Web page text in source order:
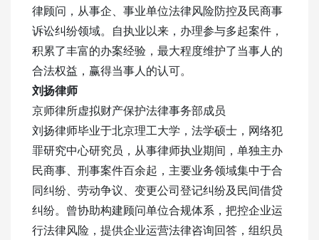
律顾问，从事企、事业单位法律风险防控及民商事
诉讼纠纷领域。自执业以来，办理参与多起案件，
积累了丰富的办案经验，最大程度维护了当事人的
合法权益，赢得当事人的认可。
刘扬律师
京师律所虚拟财产保护法律事务部成员
刘扬律师毕业于北京理工大学，法学硕士，网络犯
罪研究中心研究员，从事律师执业期间，单独主办
民商事、刑事案件百余起，主要业务领域集中于合
同纠纷、劳动争议、变更公司登记纠纷及民间借贷
纠纷。曾协助构建顾问单位合规体系，把控企业运
行法律风险，提供企业运营法律咨询回答，组织员